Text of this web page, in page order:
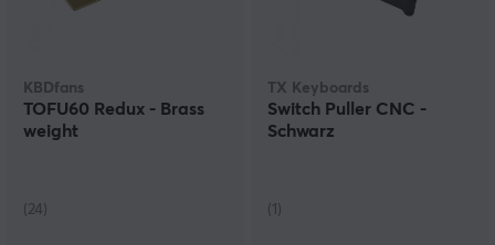
KBDfans
TOFU60 Redux - Brass
weight
(24)
TX Keyboards
Switch Puller CNC -
Schwarz
(1)